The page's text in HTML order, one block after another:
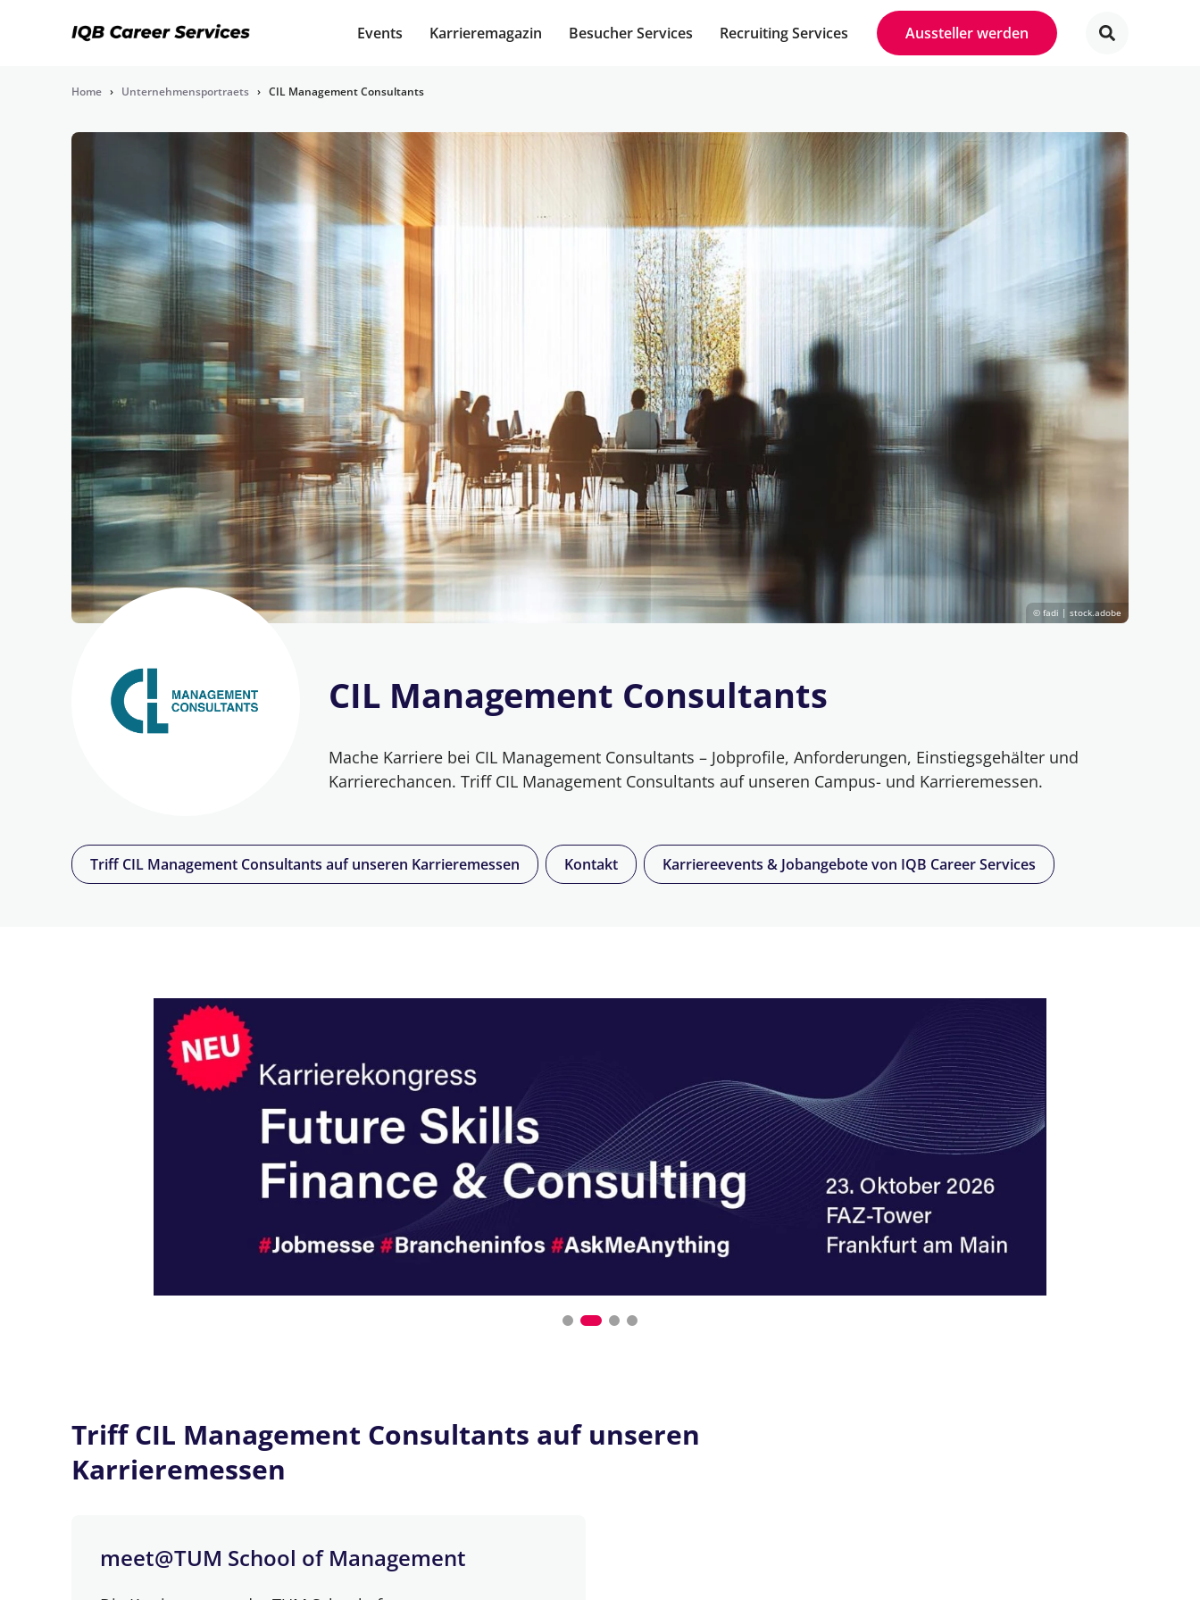
Events Karrieremagazin Besucher Services Recruiting Services Aussteller werden
Home › Unternehmensportraets › CIL Management Consultants
© fadi | stock.adobe
CIL Management Consultants
Mache Karriere bei CIL Management Consultants – Jobprofile, Anforderungen, Einstiegsgehälter und
Karrierechancen. Triff CIL Management Consultants auf unseren Campus- und Karrieremessen.
Triff CIL Management Consultants auf unseren Karrieremessen Kontakt Karriereevents & Jobangebote von IQB Career Services
Triff CIL Management Consultants auf unseren
Karrieremessen
meet@TUM School of Management